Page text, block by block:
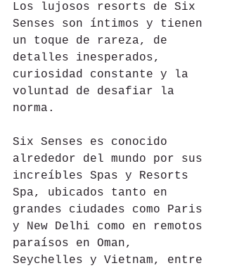
Los lujosos resorts de Six
Senses son íntimos y tienen
un toque de rareza, de
detalles inesperados,
curiosidad constante y la
voluntad de desafiar la
norma.
Six Senses es conocido
alrededor del mundo por sus
increíbles Spas y Resorts
Spa, ubicados tanto en
grandes ciudades como Paris
y New Delhi como en remotos
paraísos en Oman,
Seychelles y Vietnam, entre